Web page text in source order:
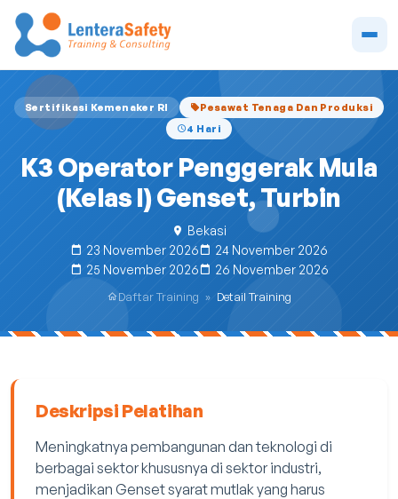
Sertifikasi Kemenaker RI
Pesawat Tenaga Dan Produksi
4 Hari
K3 Operator Penggerak Mula
(Kelas I) Genset, Turbin
Bekasi
23 November 2026
24 November 2026
25 November 2026
26 November 2026
Daftar Training » Detail Training
Deskripsi Pelatihan
Meningkatnya pembangunan dan teknologi di
berbagai sektor khususnya di sektor industri,
menjadikan Genset syarat mutlak yang harus